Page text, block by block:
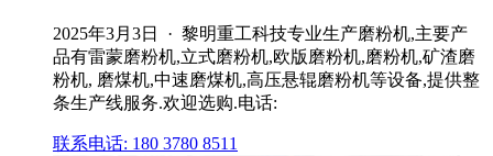
2025年3月3日 · 黎明重工科技专业生产磨粉机,主要产
品有雷蒙磨粉机,立式磨粉机,欧版磨粉机,磨粉机,矿渣磨
粉机, 磨煤机,中速磨煤机,高压悬辊磨粉机等设备,提供整
条生产线服务.欢迎选购.电话:
联系电话: 180 3780 8511